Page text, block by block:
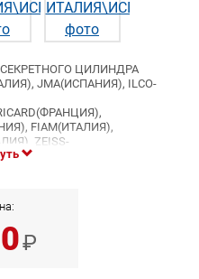
ЦИЛИНДРА
JMA(ИСПАНИЯ), ILCO-
FIAM(ИТАЛИЯ),
ZEISS-
₽